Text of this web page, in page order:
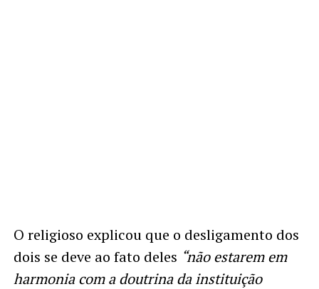
O religioso explicou que o desligamento dos
dois se deve ao fato deles “não estarem em
harmonia com a doutrina da instituição